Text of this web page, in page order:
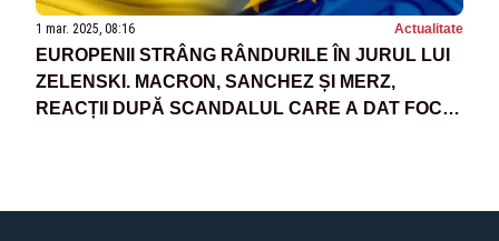
1 mar. 2025, 08:16 Actualitate
EUROPENII STRÂNG RÂNDURILE ÎN JURUL LUI
ZELENSKI. MACRON, SANCHEZ ȘI MERZ,
REACȚII DUPĂ SCANDALUL CARE A DAT FOC